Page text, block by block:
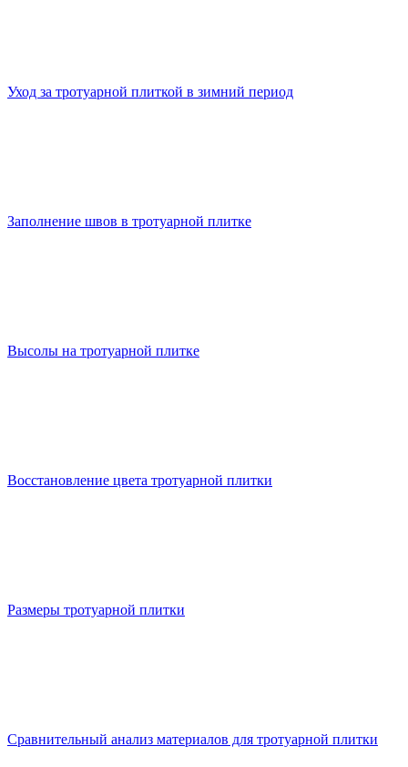
Уход за тротуарной плиткой в зимний период
Заполнение швов в тротуарной плитке
Высолы на тротуарной плитке
Восстановление цвета тротуарной плитки
Размеры тротуарной плитки
Сравнительный анализ материалов для тротуарной плитки